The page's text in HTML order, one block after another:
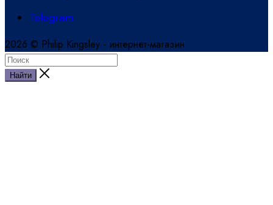
Telegram
2026 © Philip Kingsley - интернет-магазин
Найти